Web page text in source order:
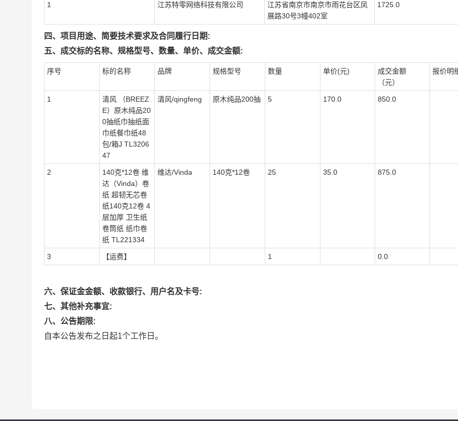
1 江苏特零网络科技有限公司
江苏省南京市南京市雨花台区凤
展路30号3幢402室
1725.0
四、项目用途、简要技术要求及合同履行日期:
五、成交标的名称、规格型号、数量、单价、成交金额:
序号 标的名称 品牌 规格型号 数量 单价(元)
成交金额
（元）
报价明
1
清风 （BREEZ
E）原木纯品20
0抽纸巾抽纸面
巾纸餐巾纸48
包/箱J TL3206
47
清风/qingfeng 原木纯品200抽 5 170.0 850.0
2
140克*12卷 维
达（Vinda）卷
纸 超韧无芯卷
纸140克12卷 4
层加厚 卫生纸
卷筒纸 纸巾卷
纸 TL221334
维达/Vinda 140克*12卷 25 35.0 875.0
3 【运费】 1 0.0
六、保证金金额、收款银行、用户名及卡号:
七、其他补充事宜:
八、公告期限:
自本公告发布之日起1个工作日。